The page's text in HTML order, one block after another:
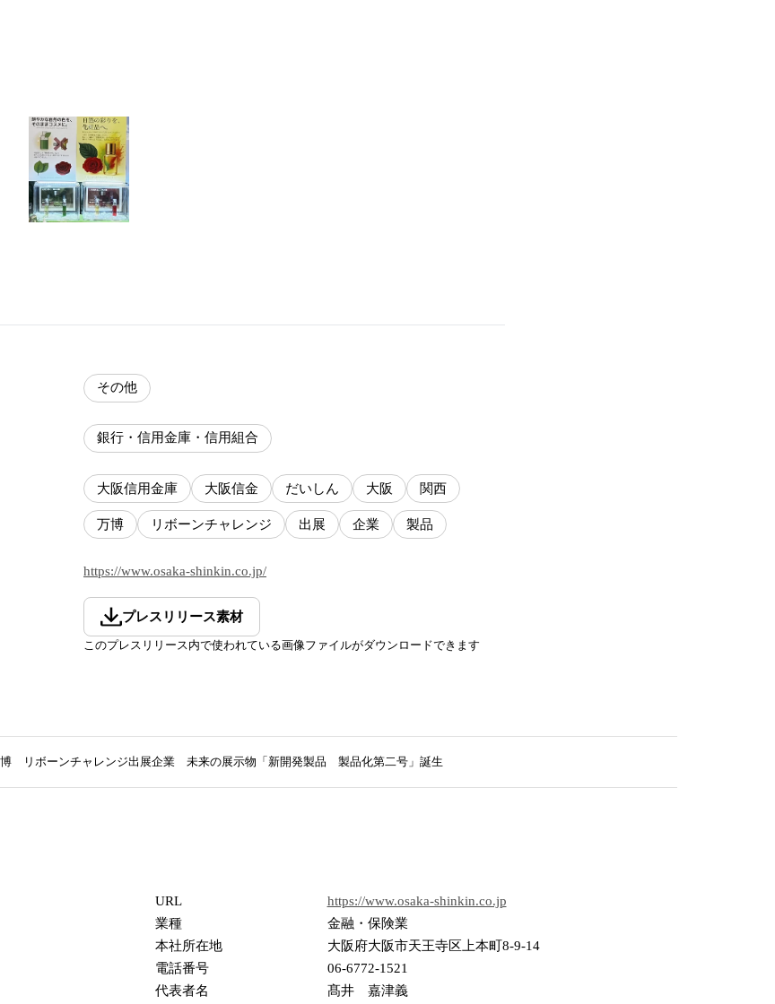
その他
銀行・信用金庫・信用組合
大阪信用金庫 大阪信金 だいしん 大阪 関西
万博 リボーンチャレンジ 出展 企業 製品
https://www.osaka-shinkin.co.jp/
プレスリリース素材
このプレスリリース内で使われている画像ファイルがダウンロードできます
博 リボーンチャレンジ出展企業 未来の展示物「新開発製品 製品化第二号」誕生
URL
https://www.osaka-shinkin.co.jp
業種
金融・保険業
本社所在地
大阪府大阪市天王寺区上本町8-9-14
電話番号
06-6772-1521
代表者名
髙井 嘉津義